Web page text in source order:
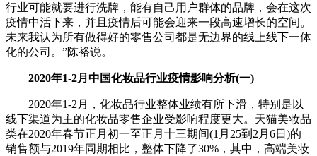
行业可能就要进行洗牌，能有自己用户群体的品牌，会在这次
疫情中活下来，并且疫情后可能会迎来一段高速增长的空间。
未来我认为所有做得好的零售公司都是无边界的线上线下一体
化的公司。”陈裕说。
2020年1-2月中国化妆品行业疫情影响分析(一)
2020年1-2月，化妆品行业整体业绩有所下滑，特别是以
线下渠道为主的化妆品零售企业受影响程度更大。天猫美妆品
类在2020年春节正月初一至正月十三期间(1月25到2月6日)的
销售额与2019年同期相比，整体下降了30%，其中，高端美妆